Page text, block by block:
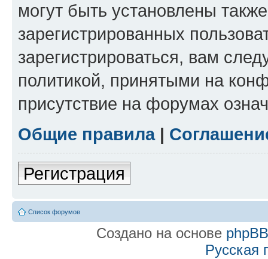
могут быть установлены
зарегистрированных
зарегистрироваться, вам
политикой, принятыми на
присутствие на форумах
Общие правила|
Регистрация
Список форумов
Создано на основе phpBB
Русская